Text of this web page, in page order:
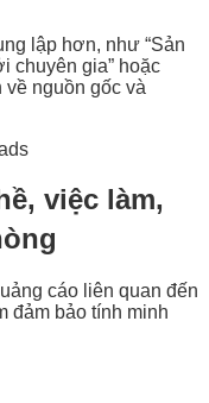
lập hơn, như “Sản
chuyên gia” hoặc
về nguồn gốc và
việc làm,
cáo liên quan đến
đảm bảo tính minh